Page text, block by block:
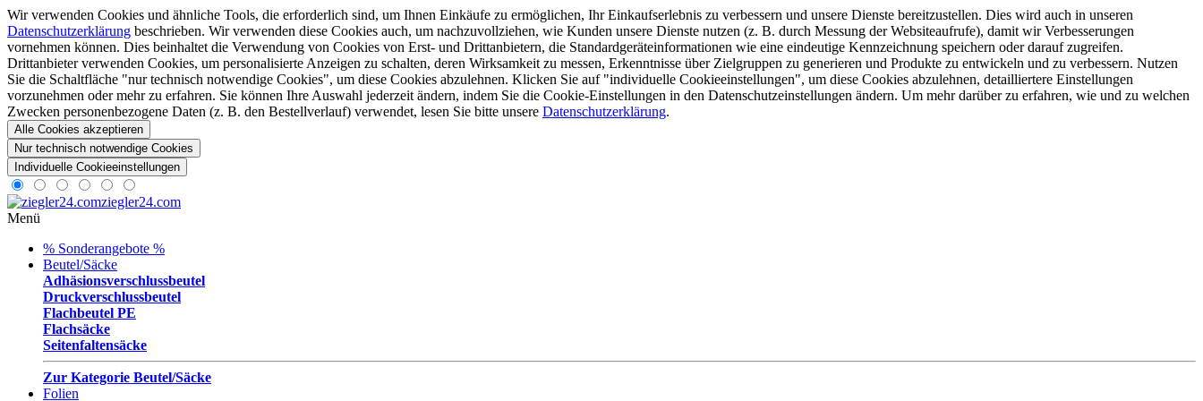
Wir verwenden Cookies und ähnliche Tools, die erforderlich sind, um Ihnen Einkäufe zu ermöglichen, Ihr Einkaufserlebnis zu verbessern und unsere Dienste bereitzustellen. Dies wird auch in unseren
Datenschutzerklärung beschrieben. Wir verwenden diese Cookies auch, um nachzuvollziehen, wie Kunden unsere Dienste nutzen (z. B. durch Messung der Websiteaufrufe), damit wir Verbesserungen
vornehmen können. Dies beinhaltet die Verwendung von Cookies von Erst- und Drittanbietern, die Standardgeräteinformationen wie eine eindeutige Kennzeichnung speichern oder darauf zugreifen.
Drittanbieter verwenden Cookies, um personalisierte Anzeigen zu schalten, deren Wirksamkeit zu messen, Erkenntnisse über Zielgruppen zu generieren und Produkte zu entwickeln und zu verbessern. Nutzen
Sie die Schaltfläche "nur technisch notwendige Cookies", um diese Cookies abzulehnen. Klicken Sie auf "individuelle Cookieeinstellungen", um diese Cookies abzulehnen, detailliertere Einstellungen
vorzunehmen oder mehr zu erfahren. Sie können Ihre Auswahl jederzeit ändern, indem Sie die Cookie-Einstellungen in den Datenschutzeinstellungen ändern. Um mehr darüber zu erfahren, wie und zu welchen
Zwecken personenbezogene Daten (z. B. den Bestellverlauf) verwendet, lesen Sie bitte unsere Datenschutzerklärung.
Alle Cookies akzeptieren
Nur technisch notwendige Cookies
Individuelle Cookieeinstellungen
ziegler24.com
Menü
% Sonderangebote %
Beutel/Säcke
Adhäsionsverschlussbeutel
Druckverschlussbeutel
Flachbeutel PE
Flachsäcke
Seitenfaltensäcke
Zur Kategorie Beutel/Säcke
Folien